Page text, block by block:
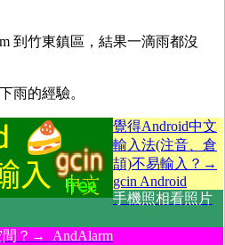
到竹東鎮區，結果一滴雨都沒
雨的經驗。
覺得Android中文
輸入法(注音、倉
頡)不易輸入？→
gcin Android
手機照相看照片
間？→ AndAlarm